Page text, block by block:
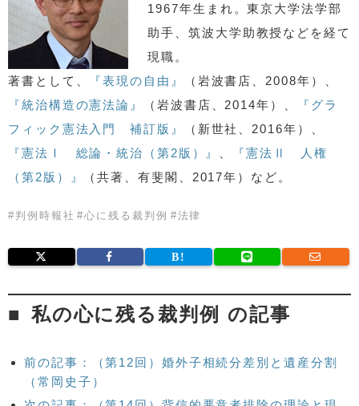
1967年生まれ。東京大学法学部
助手、筑波大学助教授などを経て
現職。
著書として、
『表現の自由』
（岩波書店、2008年）、
『統治構造の憲法論』
（岩波書店、2014年）、
『グラ
フィック憲法入門 補訂版』
（新世社、2016年）、
『憲法Ⅰ 総論・統治（第2版）』
『憲法Ⅱ 人権
（第2版）』
（共著、有斐閣、2017年）など。
# 判例時報社 #心に残る裁判例 #法律
私の心に残る裁判例 の記事
前の記事：（第12回）婚外子相続分差別と遺産分割
（常岡史子）